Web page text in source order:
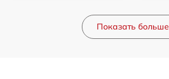
Показать больше